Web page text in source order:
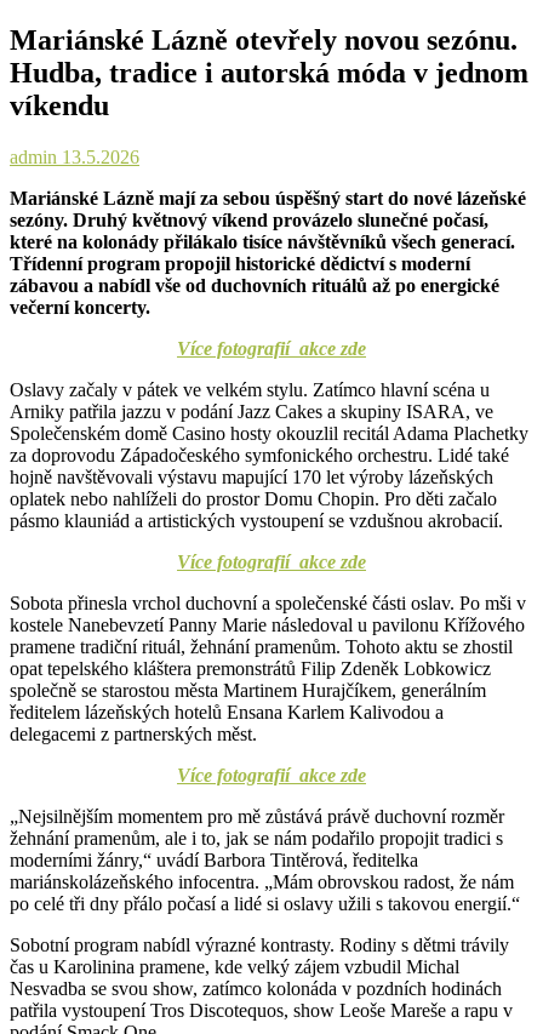
Mariánské Lázně otevřely novou sezónu.
Hudba, tradice i autorská móda v jednom
víkendu
admin 13.5.2026
Mariánské Lázně mají za sebou úspěšný start do nové lázeňské
sezóny. Druhý květnový víkend provázelo slunečné počasí,
které na kolonády přilákalo tisíce návštěvníků všech generací.
Třídenní program propojil historické dědictví s moderní
zábavou a nabídl vše od duchovních rituálů až po energické
večerní koncerty.
Více fotografií akce zde
Oslavy začaly v pátek ve velkém stylu. Zatímco hlavní scéna u
Arniky patřila jazzu v podání Jazz Cakes a skupiny ISARA, ve
Společenském domě Casino hosty okouzlil recitál Adama Plachetky
za doprovodu Západočeského symfonického orchestru. Lidé také
hojně navštěvovali výstavu mapující 170 let výroby lázeňských
oplatek nebo nahlíželi do prostor Domu Chopin. Pro děti začalo
pásmo klauniád a artistických vystoupení se vzdušnou akrobacií.
Více fotografií akce zde
Sobota přinesla vrchol duchovní a společenské části oslav. Po mši v
kostele Nanebevzetí Panny Marie následoval u pavilonu Křížového
pramene tradiční rituál, žehnání pramenům. Tohoto aktu se zhostil
opat tepelského kláštera premonstrátů Filip Zdeněk Lobkowicz
společně se starostou města Martinem Hurajčíkem, generálním
ředitelem lázeňských hotelů Ensana Karlem Kalivodou a
delegacemi z partnerských měst.
Více fotografií akce zde
„Nejsilnějším momentem pro mě zůstává právě duchovní rozměr
žehnání pramenům, ale i to, jak se nám podařilo propojit tradici s
moderními žánry,“ uvádí Barbora Tintěrová, ředitelka
mariánskolázeňského infocentra. „Mám obrovskou radost, že nám
po celé tři dny přálo počasí a lidé si oslavy užili s takovou energií.“
Sobotní program nabídl výrazné kontrasty. Rodiny s dětmi trávily
čas u Karolinina pramene, kde velký zájem vzbudil Michal
Nesvadba se svou show, zatímco kolonáda v pozdních hodinách
patřila vystoupení Tros Discotequos, show Leoše Mareše a rapu v